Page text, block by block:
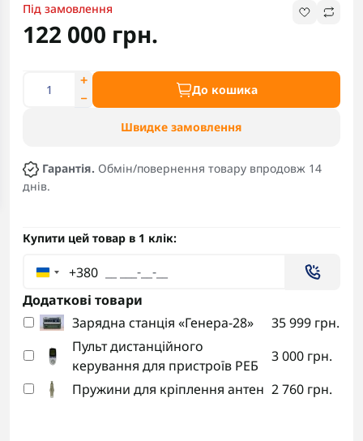
Під замовлення
122 000 грн.
До кошика
Швидке замовлення
Гарантія. Обмін/повернення товару впродовж 14
днів.
Купити цей товар в 1 клік:
+380
Додаткові товари
Зарядна станція «Генера-28»
35 999 грн.
Пульт дистанційного
керування для пристроїв РЕБ
3 000 грн.
Пружини для кріплення антен 2 760 грн.